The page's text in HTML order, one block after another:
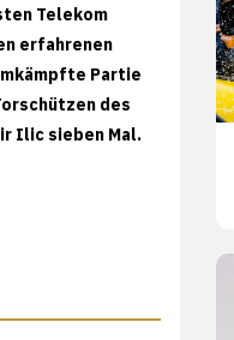
Telekom
erfahrenen
Partie
des
Ilic sieben Mal.